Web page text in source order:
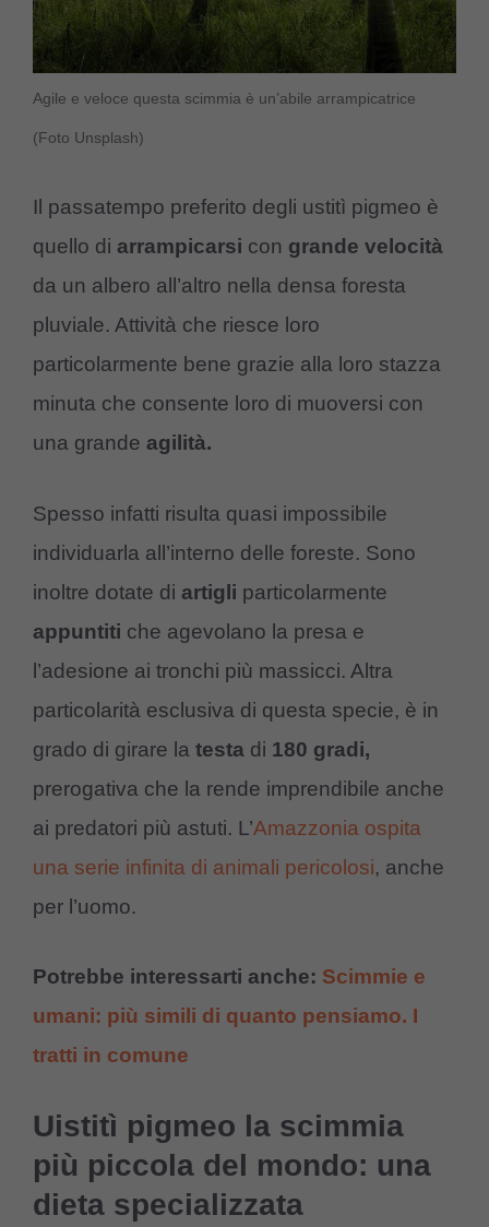
Agile e veloce questa scimmia è un’abile arrampicatrice
(Foto Unsplash)
Il passatempo preferito degli ustitì pigmeo è
quello di arrampicarsi con grande velocità
da un albero all’altro nella densa foresta
pluviale. Attività che riesce loro
particolarmente bene grazie alla loro stazza
minuta che consente loro di muoversi con
una grande agilità.
Spesso infatti risulta quasi impossibile
individuarla all’interno delle foreste. Sono
inoltre dotate di artigli particolarmente
appuntiti che agevolano la presa e
l’adesione ai tronchi più massicci. Altra
particolarità esclusiva di questa specie, è in
grado di girare la testa di 180 gradi,
prerogativa che la rende imprendibile anche
ai predatori più astuti. L’Amazzonia ospita
una serie infinita di animali pericolosi, anche
per l’uomo.
Potrebbe interessarti anche: Scimmie e
umani: più simili di quanto pensiamo. I
tratti in comune
Uistitì pigmeo la scimmia
più piccola del mondo: una
dieta specializzata